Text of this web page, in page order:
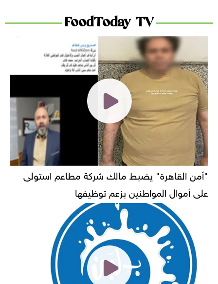
FoodToday TV
"أمن القاهرة" يضبط مالك شركة مطاعم استولى
على أموال المواطنين بزعم توظيفها